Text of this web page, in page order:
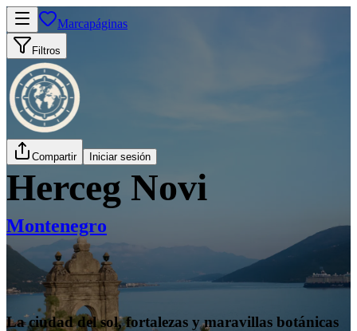
Marcapáginas
Filtros
Compartir Iniciar sesión
Herceg Novi
Montenegro
La ciudad del sol, fortalezas y maravillas botánicas